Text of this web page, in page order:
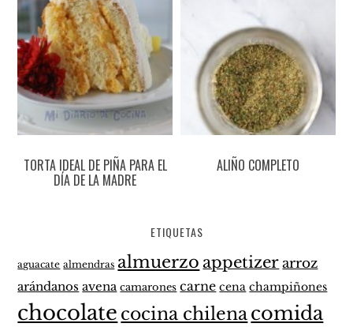
TORTA IDEAL DE PIÑA PARA EL
DÍA DE LA MADRE
ALIÑO COMPLETO
ETIQUETAS
aguacate almendras almuerzo appetizer arroz
arándanos avena camarones carne cena champiñones
chocolate cocina chilenacomida